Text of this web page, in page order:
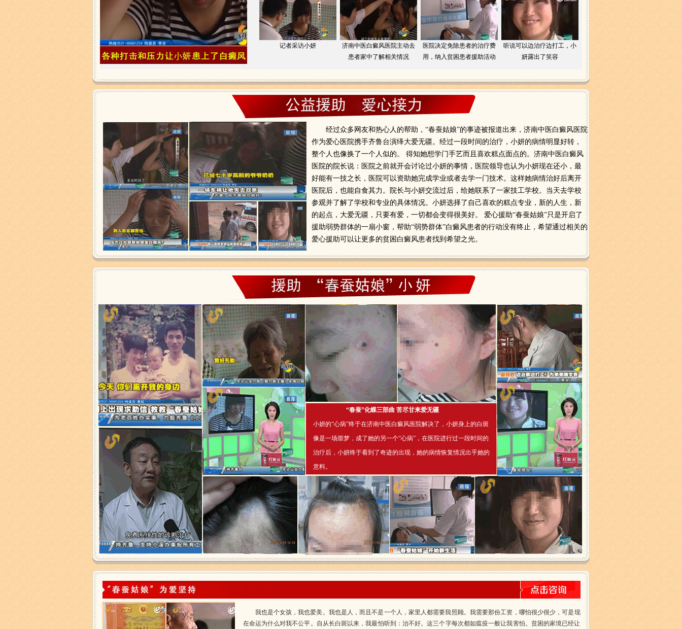
记者采访小妍
济南中医白癜风医院主动去
患者家中了解相关情况
医院决定免除患者的治疗费
用，纳入贫困患者援助活动
听说可以边治疗边打工，小
妍露出了笑容
经过众多网友和热心人的帮助，“春蚕姑娘”的事迹被报道出来，济南中医白癜风医院
作为爱心医院携手齐鲁台演绎大爱无疆。经过一段时间的治疗，小妍的病情明显好转，
整个人也像换了一个人似的。 得知她想学门手艺而且喜欢糕点面点的。济南中医白癜风
医院的院长说：医院之前就开会讨论过小妍的事情，医院领导也认为小妍现在还小，最
好能有一技之长，医院可以资助她完成学业或者去学一门技术。这样她病情治好后离开
医院后，也能自食其力。院长与小妍交流过后，给她联系了一家技工学校。当天去学校
参观并了解了学校和专业的具体情况。小妍选择了自己喜欢的糕点专业，新的人生，新
的起点，大爱无疆，只要有爱，一切都会变得很美好。 爱心援助“春蚕姑娘”只是开启了
援助弱势群体的一扇小窗，帮助“弱势群体”白癜风患者的行动没有终止，希望通过相关的
爱心援助可以让更多的贫困白癜风患者找到希望之光。
“春蚕”化蝶三部曲 苦尽甘来爱无疆
小妍的“心病”终于在济南中医白癜风医院解决了，小妍身上的白斑
像是一场噩梦，成了她的另一个“心病”，在医院进行过一段时间的
治疗后，小妍终于看到了奇迹的出现，她的病情恢复情况出乎她的
意料。
我也是个女孩，我也爱美。我也是人，而且不是一个人，家里人都需要我照顾。我需要那份工资，哪怕很少很少，可是现
在命运为什么对我不公平。自从长白斑以来，我最怕听到：治不好。这三个字每次都如瘟疫一般让我害怕。贫困的家境已经让